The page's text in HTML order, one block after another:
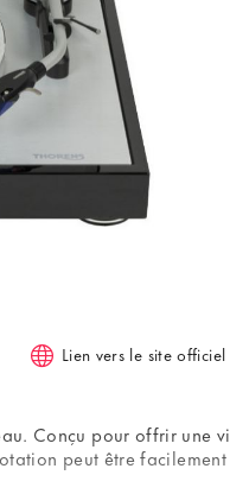
Conçu pour offrir une
peut être
Lien vers le site officiel